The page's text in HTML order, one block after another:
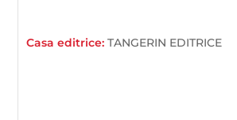
Casa editrice:TANGERIN EDITRICE